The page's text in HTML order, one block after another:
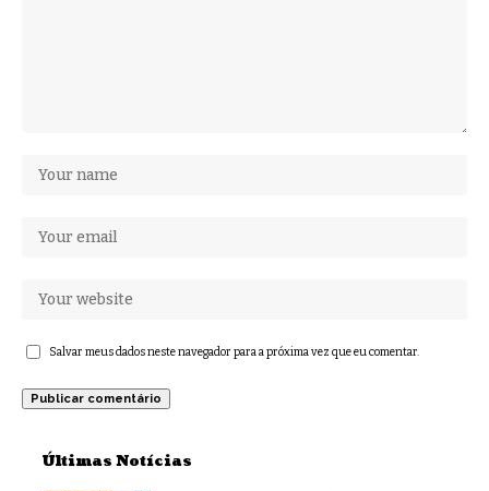
Salvar meus dados neste navegador para a próxima vez que eu comentar.
Últimas Notícias